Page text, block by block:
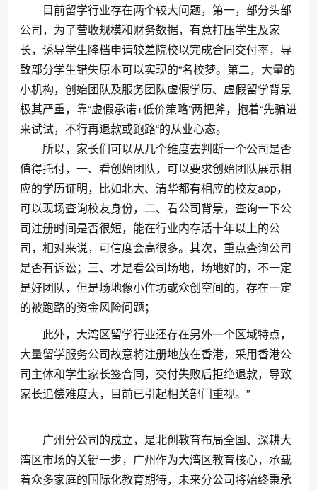
目前留学行业存在两个较大问题，第一，部分头部
公司，为了营收规模和财务数据，有意打压学生及家
长，诱导学生降档申请较差院校以完成合同交付率，导
致部分学生错失原本可以实现的“名校梦。第二，大量的
小机构，创始团队及服务团队虚假学历、虚假留学背景
极其严重，靠“虚假承诺+低价策略”两把斧，抱着“先骗进
来试试，不行再退款或跑路“的从业心态。
所以，家长们可以从几个维度去判断一个公司是否
值得托付，一、看创始团队，可以要求创始团队展示相
应的学历证明，比如北大、清华都有相应的校友app，
可以现场查询校友身份，二、看公司背景，查询一下公
司注册时间是否很短，能在行业内存活十年以上的公
司，相对来说，可信度会高很多。其次，重点查询公司
是否有诉讼；三、才是看公司场地，场地好的，不一定
是好团队，但是场地像小作坊或众创空间的，存在一定
的被跑路的资金风险问题；
此外，大湾区留学行业还存在另外一个区域特点，
大量留学服务公司故意将注册地放在香港，采用香港公
司主体和学生家长签合同，交付失败后拒绝退款，导致
家长追偿难度大，目前已引起相关部门重视。”
广州分公司的成立，是北创教育布局全国、深耕大
湾区市场的关键一步，广州作为大湾区教育核心，承载
着众多家庭的国际化教育期待，未来分公司将始终秉承